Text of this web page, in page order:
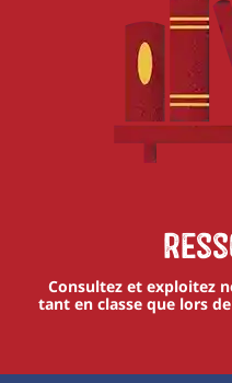
Consultez et exploitez
tant en classe que lors